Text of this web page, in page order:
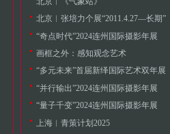
北京︱张培力个展“2011.4.27—长期”
“奇点时代”2024连州国际摄影年展
画框之外：感知观念艺术
“多元未来”首届新绎国际艺术双年展
“并行输出”2024连州国际摄影年展
“量子千变”2024连州国际摄影年展
上海︱青策计划2025